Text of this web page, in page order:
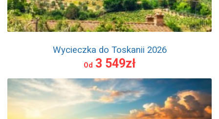
Wycieczka do Toskanii 2026
Od 3 549zł